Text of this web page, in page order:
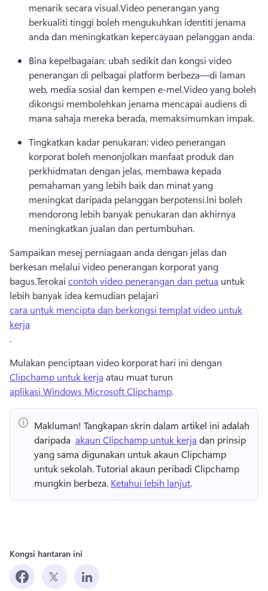
menarik secara visual.Video penerangan yang
berkualiti tinggi boleh mengukuhkan identiti jenama
anda dan meningkatkan kepercayaan pelanggan anda.
Bina kepelbagaian: ubah sedikit dan kongsi video
penerangan di pelbagai platform berbeza—di laman
web, media sosial dan kempen e-mel.Video yang boleh
dikongsi membolehkan jenama mencapai audiens di
mana sahaja mereka berada, memaksimumkan impak.
Tingkatkan kadar penukaran: video penerangan
korporat boleh menonjolkan manfaat produk dan
perkhidmatan dengan jelas, membawa kepada
pemahaman yang lebih baik dan minat yang
meningkat daripada pelanggan berpotensi.Ini boleh
mendorong lebih banyak penukaran dan akhirnya
meningkatkan jualan dan pertumbuhan.
Sampaikan mesej perniagaan anda dengan jelas dan
berkesan melalui video penerangan korporat yang
bagus.Terokai contoh video penerangan dan petua untuk
lebih banyak idea kemudian pelajari
cara untuk mencipta dan berkongsi templat video untuk
kerja
.
Mulakan penciptaan video korporat hari ini dengan
Clipchamp untuk kerja atau muat turun
aplikasi Windows Microsoft Clipchamp.
Makluman! Tangkapan skrin dalam artikel ini adalah
daripada ⁠ akaun Clipchamp untuk kerja ⁠ dan prinsip
yang sama digunakan untuk akaun Clipchamp
untuk sekolah⁠. Tutorial akaun peribadi Clipchamp
mungkin berbeza. Ketahui lebih lanjut.
Kongsi hantaran ini